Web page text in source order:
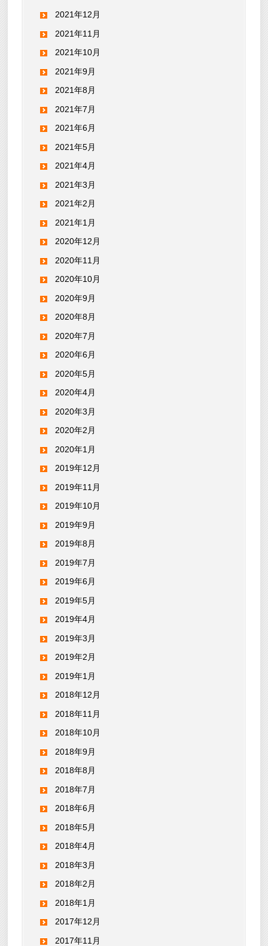
2021年12月
2021年11月
2021年10月
2021年9月
2021年8月
2021年7月
2021年6月
2021年5月
2021年4月
2021年3月
2021年2月
2021年1月
2020年12月
2020年11月
2020年10月
2020年9月
2020年8月
2020年7月
2020年6月
2020年5月
2020年4月
2020年3月
2020年2月
2020年1月
2019年12月
2019年11月
2019年10月
2019年9月
2019年8月
2019年7月
2019年6月
2019年5月
2019年4月
2019年3月
2019年2月
2019年1月
2018年12月
2018年11月
2018年10月
2018年9月
2018年8月
2018年7月
2018年6月
2018年5月
2018年4月
2018年3月
2018年2月
2018年1月
2017年12月
2017年11月